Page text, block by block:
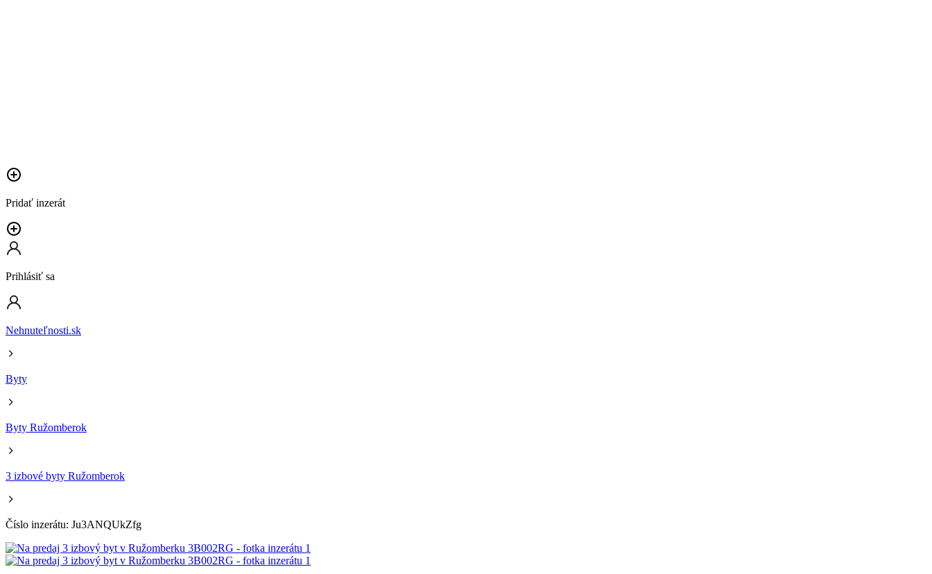
Pridať inzerát
Prihlásiť sa
Nehnuteľnosti.sk
Byty
Byty Ružomberok
3 izbové byty Ružomberok
Číslo inzerátu: Ju3ANQUkZfg